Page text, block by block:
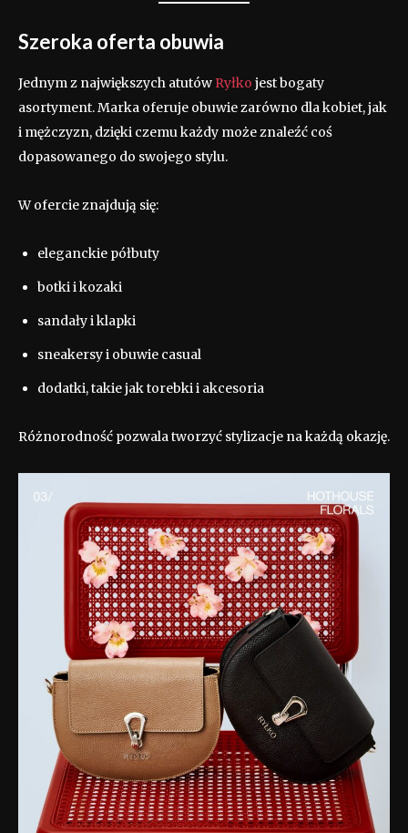
Szeroka oferta obuwia
Jednym z największych atutów Ryłko jest bogaty
asortyment. Marka oferuje obuwie zarówno dla kobiet, jak
i mężczyzn, dzięki czemu każdy może znaleźć coś
dopasowanego do swojego stylu.
W ofercie znajdują się:
eleganckie półbuty
botki i kozaki
sandały i klapki
sneakersy i obuwie casual
dodatki, takie jak torebki i akcesoria
Różnorodność pozwala tworzyć stylizacje na każdą okazję.